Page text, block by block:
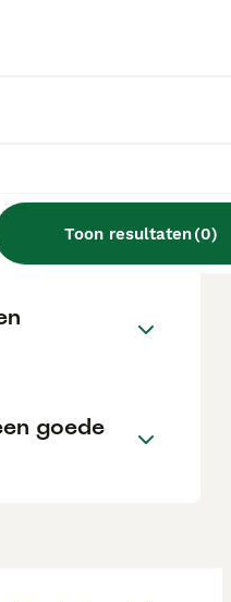
Toon resultaten(0)
een
van een
goede